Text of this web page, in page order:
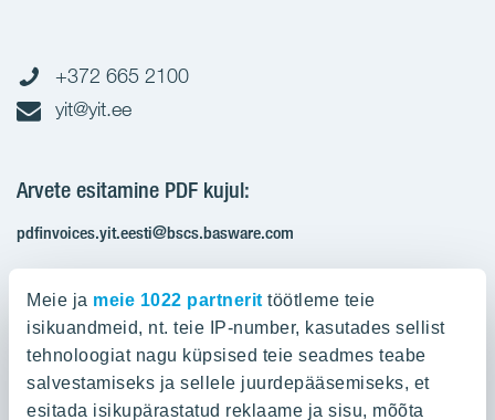
Meie ja meie 1022 partnerit töötleme teie
isikuandmeid, nt. teie IP-number, kasutades sellist
tehnoloogiat nagu küpsised teie seadmes teabe
salvestamiseks ja sellele juurdepääsemiseks, et
esitada isikupärastatud reklaame ja sisu, mõõta
+372 665 2100
yit@yit.ee
Arvete esitamine PDF kujul:
pdfinvoices.yit.eesti@bscs.basware.com
KMKR: EE100210897
Ettevõttest